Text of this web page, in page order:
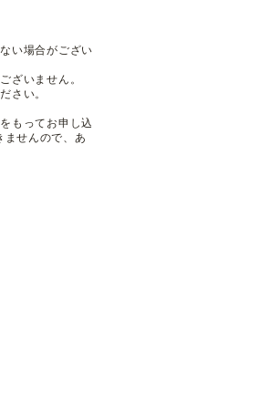
い場合がござい
ざいません。
さい。
もってお申し込
ませんので、あ